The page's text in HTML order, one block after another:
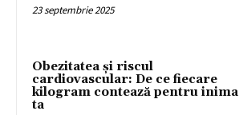
23 septembrie 2025
Obezitatea și riscul
cardiovascular: De ce fiecare
kilogram contează pentru inima
ta